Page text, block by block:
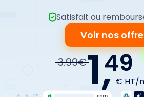
3.99€1,49
€ HT/
Voir nos
Satisfait ou